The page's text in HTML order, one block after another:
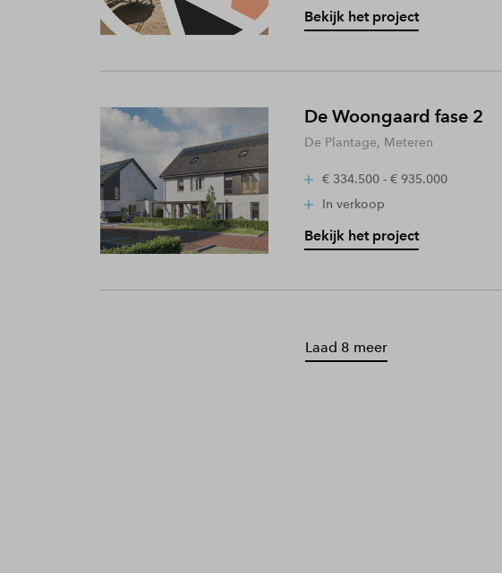
Bekijk het project
De Woongaard fase 2
De Plantage, Meteren
€ 334.500 - € 935.000
In verkoop
Bekijk het project
Laad 8 meer